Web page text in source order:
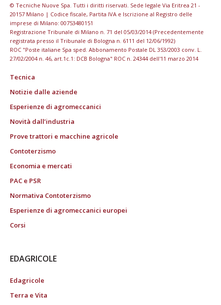
© Tecniche Nuove Spa. Tutti i diritti riservati. Sede legale Via Eritrea 21 -
20157 Milano | Codice fiscale, Partita IVA e Iscrizione al Registro delle
imprese di Milano: 00753480151
Registrazione Tribunale di Milano n. 71 del 05/03/2014 (Precedentemente
registrata presso il Tribunale di Bologna n. 6111 del 12/06/1992)
ROC "Poste italiane Spa sped. Abbonamento Postale DL 353/2003 conv. L.
27/02/2004 n. 46, art.1c.1: DCB Bologna" ROC n. 24344 dell'11 marzo 2014
Tecnica
Notizie dalle aziende
Esperienze di agromeccanici
Novità dall’industria
Prove trattori e macchine agricole
Contoterzismo
Economia e mercati
PAC e PSR
Normativa Contoterzismo
Esperienze di agromeccanici europei
Corsi
EDAGRICOLE
Edagricole
Terra e Vita